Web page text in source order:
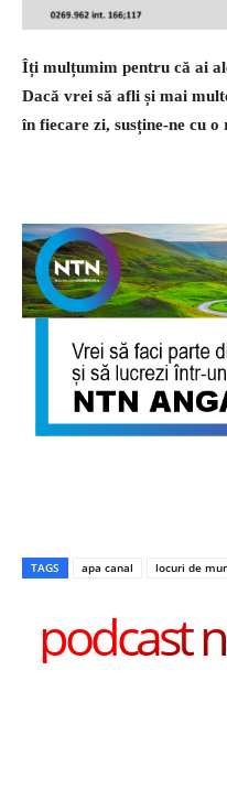
Îți mulțumim pentru că ai
Dacă vrei să afli și mai
în fiecare zi, susține-ne cu o
TAGS apa canal locuri de
podcast